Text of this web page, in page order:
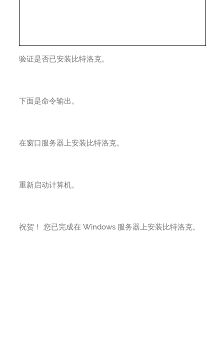
验证是否已安装比特洛克。
下面是命令输出。
在窗口服务器上安装比特洛克。
重新启动计算机。
祝贺！ 您已完成在 Windows 服务器上安装比特洛克。